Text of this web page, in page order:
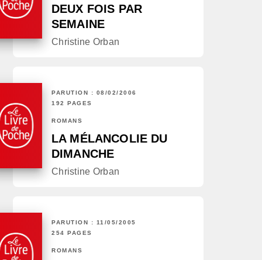
DEUX FOIS PAR
SEMAINE
Christine Orban
PARUTION : 08/02/2006
192 PAGES
ROMANS
LA MÉLANCOLIE DU
DIMANCHE
Christine Orban
PARUTION : 11/05/2005
254 PAGES
ROMANS